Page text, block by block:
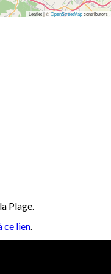
Leaflet | ©OpenStreetMapcontributors
Plage.
ce lien.